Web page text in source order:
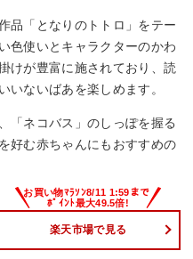
品「となりのトトロ」をテー
色使いとキャラクターのかわ
けが豊富に施されており、読
いないばあを楽しめます。
「ネコバス」のしっぽを握る
好む赤ちゃんにもおすすめの
楽天市場で見る